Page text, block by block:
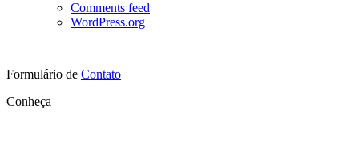
Comments feed
WordPress.org
Formulário de Contato
Conheça